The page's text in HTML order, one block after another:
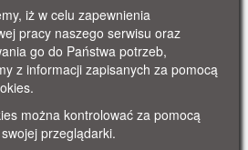
iż w celu zapewnienia
pracy naszego serwisu oraz
go do Państwa potrzeb,
z informacji zapisanych za pomocą
można kontrolować za pomocą
przeglądarki.